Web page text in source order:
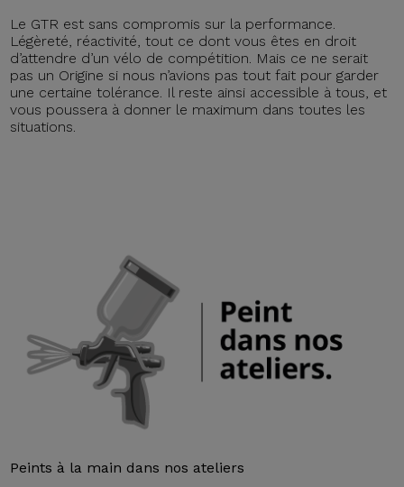
Le GTR est sans compromis sur la performance.
Légèreté, réactivité, tout ce dont vous êtes en droit
d’attendre d’un vélo de compétition. Mais ce ne serait
pas un Origine si nous n’avions pas tout fait pour garder
une certaine tolérance. Il reste ainsi accessible à tous, et
vous poussera à donner le maximum dans toutes les
situations.
Peints à la main dans nos ateliers